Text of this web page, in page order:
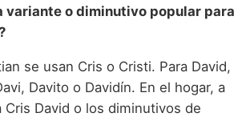
variante o diminutivo popular para
se usan Cris o Cristi. Para David,
Davito o Davidín. En el hogar, a
Cris David o los diminutivos de